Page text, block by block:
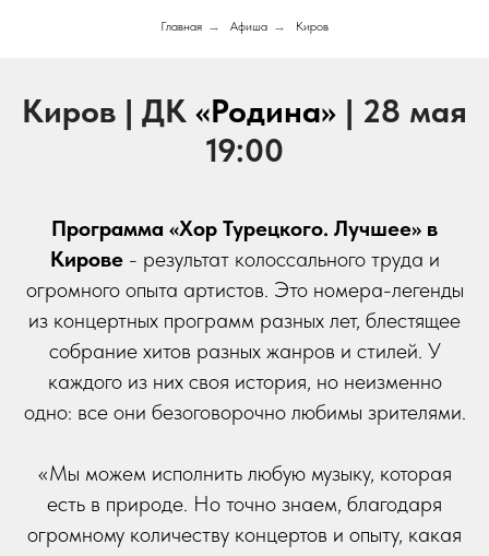
Главная → Афиша → Киров
Киров | ДК «Родина» | 28 мая
19:00
Программа «Хор Турецкого. Лучшее» в
Кирове- результат колоссального труда и
огромного опыта артистов. Это номера-легенды
из концертных программ разных лет, блестящее
собрание хитов разных жанров и стилей. У
каждого из них своя история, но неизменно
одно: все они безоговорочно любимы зрителями.
«Мы можем исполнить любую музыку, которая
есть в природе. Но точно знаем, благодаря
огромному количеству концертов и опыту, какая